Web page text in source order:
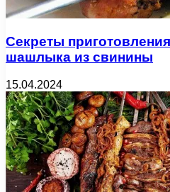
Секреты
шашлыка из свинины
15.04.2024